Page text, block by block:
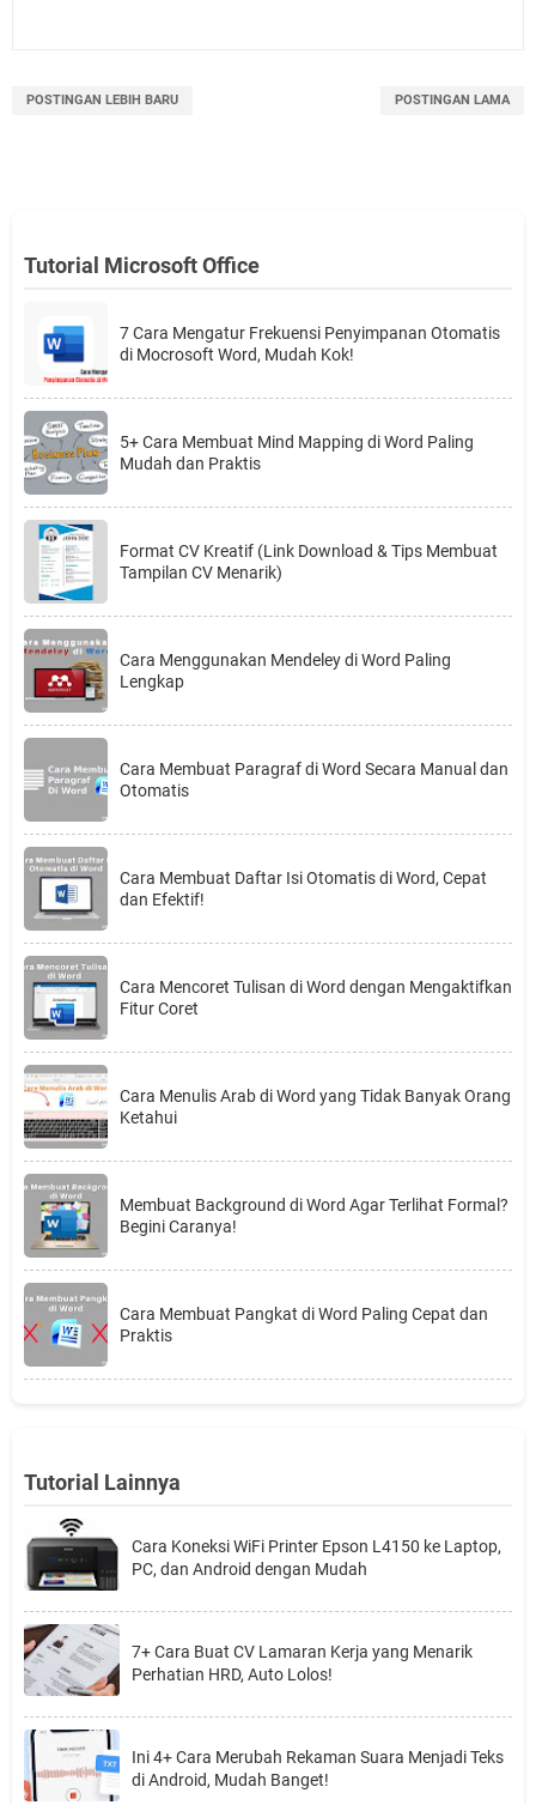
POSTINGAN LEBIH BARU POSTINGAN LAMA
Tutorial Microsoft Office
7 Cara Mengatur Frekuensi Penyimpanan Otomatis
di Mocrosoft Word, Mudah Kok!
5+ Cara Membuat Mind Mapping di Word Paling
Mudah dan Praktis
Format CV Kreatif (Link Download & Tips Membuat
Tampilan CV Menarik)
Cara Menggunakan Mendeley di Word Paling
Lengkap
Cara Membuat Paragraf di Word Secara Manual dan
Otomatis
Cara Membuat Daftar Isi Otomatis di Word, Cepat
dan Efektif!
Cara Mencoret Tulisan di Word dengan Mengaktifkan
Fitur Coret
Cara Menulis Arab di Word yang Tidak Banyak Orang
Ketahui
Membuat Background di Word Agar Terlihat Formal?
Begini Caranya!
Cara Membuat Pangkat di Word Paling Cepat dan
Praktis
Tutorial Lainnya
Cara Koneksi WiFi Printer Epson L4150 ke Laptop,
PC, dan Android dengan Mudah
7+ Cara Buat CV Lamaran Kerja yang Menarik
Perhatian HRD, Auto Lolos!
Ini 4+ Cara Merubah Rekaman Suara Menjadi Teks
di Android, Mudah Banget!